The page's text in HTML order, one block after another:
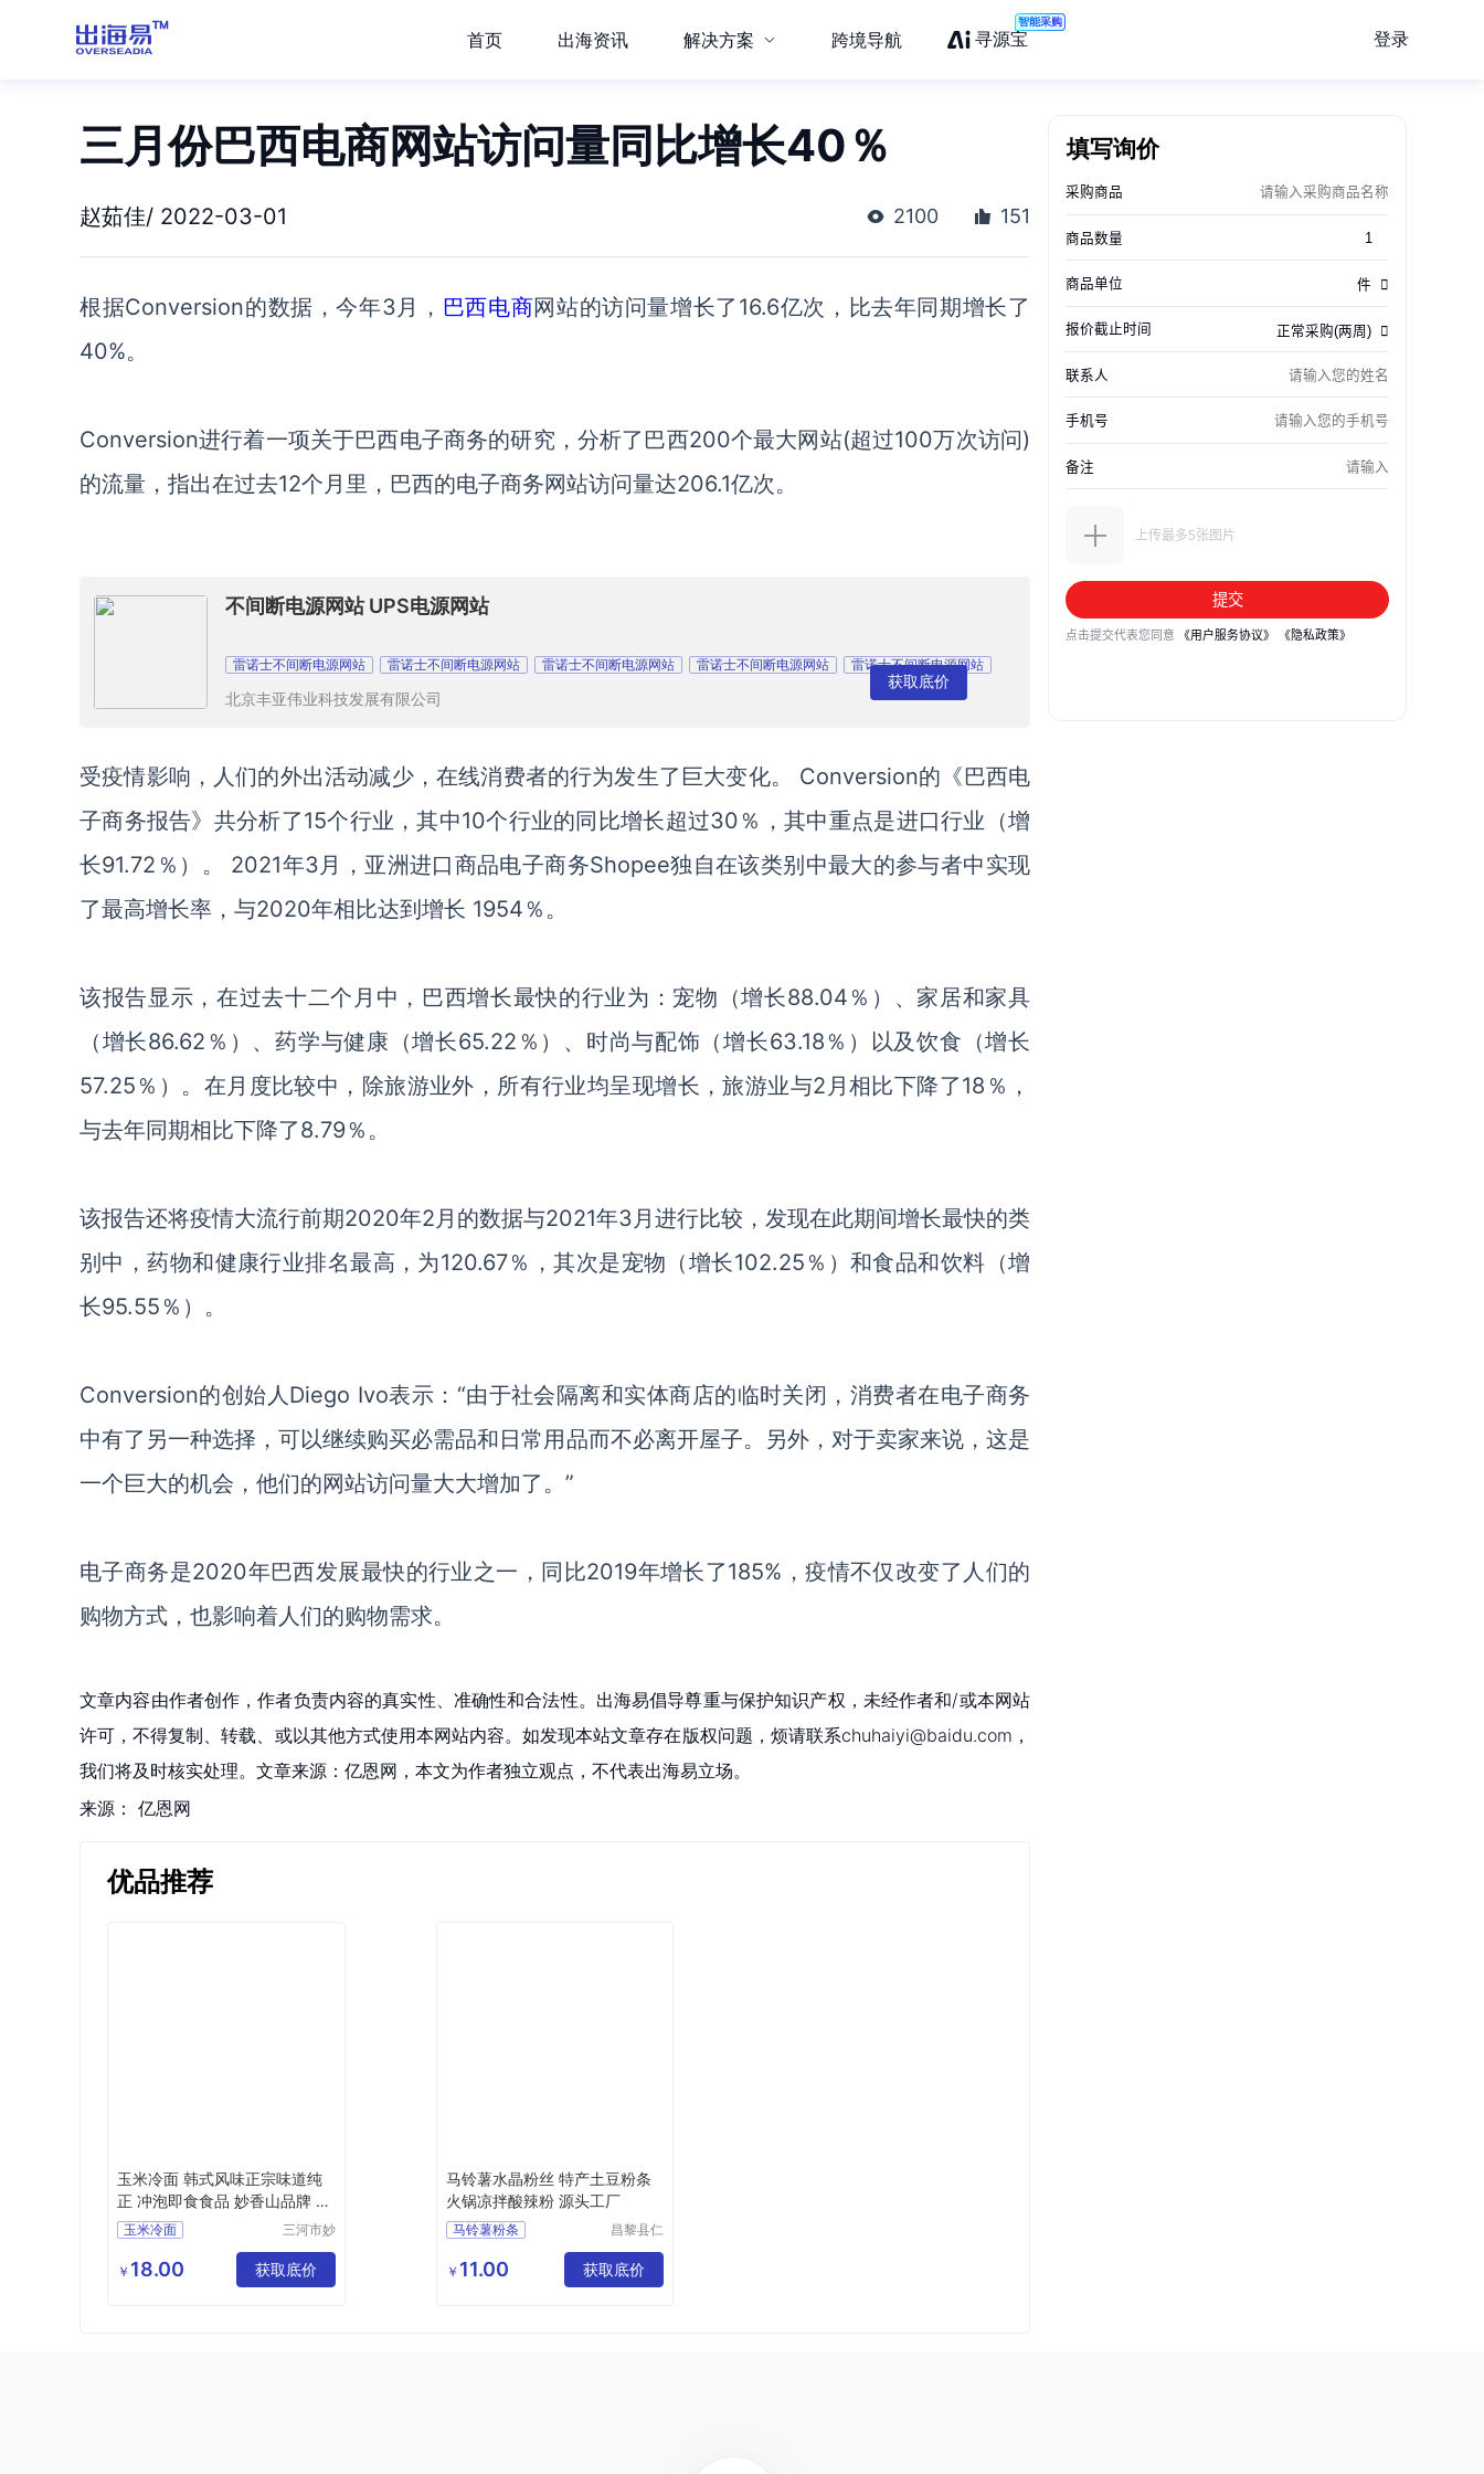
首页 出海资讯 解决方案 跨境导航 寻源宝
智能采购
登录
三月份巴西电商网站访问量同比增长40％
赵茹佳/ 2022-03-01 2100 151
根据Conversion的数据，今年3月， 巴西电商网站的访问量增长了16.6亿次，比去年同期增长了
40%。
Conversion进行着一项关于巴西电子商务的研究，分析了巴西200个最大网站(超过100万次访问)
的流量，指出在过去12个月里，巴西的电子商务网站访问量达206.1亿次。
不间断电源网站 UPS电源网站
雷诺士不间断电源网站 雷诺士不间断电源网站 雷诺士不间断电源网站 雷诺士不间断电源网站 雷诺士不间断电源网站
北京丰亚伟业科技发展有限公司
获取底价
受疫情影响，人们的外出活动减少，在线消费者的行为发生了巨大变化。 Conversion的 《巴西电
子商务报告》 共分析了15个行业，其中10个行业的同比增长超过30％，其中重点是进口行业（增
长91.72％）。 2021年3月，亚洲进口商品电子商务Shopee独自在该类别中最大的参与者中实现
了最高增长率，与2020年相比达到 增长 1954％。
该报告显示，在过去十二个月中 ， 巴西增长最快的行业为 ：宠物（增长88.04％） 、 家居和家具
（增长86.62％） 、药学与健康（增长65.22％） 、 时尚与配饰（增长63.18％） 以及饮食（增长
57.25％）。在月度比较中，除旅游业外，所有行业均呈现增长，旅游业与2月相比下降了18％，
与去年同期相比下降了8.79％。
该报告还将疫情大流行前期2020年2月 的数据与2021年3月进行比较，发现在此期间增长最快的类
别中，药物和健康行业排名最高，为120.67％，其次是宠物（增长102.25％）和食品和饮料（增
长95.55％）。
Conversion的创始人Diego Ivo表示： “由于社会隔离和实体商店的临时关闭，消费者在电子商务
中有了另一种选择，可以继续购买必需品和日常用品而不必离开屋子。另外，对于卖家来说，这是
一个巨大的机会，他们的网站访问量大大增加了 。 ”
电子商务是2020年巴西发展最快的行业之一，同比2019年增长了185%，疫情不仅改变了人们的
购物方式，也影响着人们的购物需求。
文章内容由作者创作，作者负责内容的真实性、准确性和合法性。出海易倡导尊重与保护知识产权，未经作者和/或本网站
许可，不得复制、转载、或以其他方式使用本网站内容。如发现本站文章存在版权问题，烦请联系chuhaiyi@baidu.com，
我们将及时核实处理。文章来源：亿恩网，本文为作者独立观点，不代表出海易立场。
来源： 亿恩网
优品推荐
玉米冷面 韩式风味正宗味道纯
正 冲泡即食食品 妙香山品牌 朝
鲜玉米冷面
玉米冷面生产
三河市妙
有限公司
￥ 18.00 获取底价
马铃薯水晶粉丝 特产土豆粉条
火锅凉拌酸辣粉 源头工厂
马铃薯粉条
河北马铃薯粉条
昌黎县仁
限公司
￥ 11.00 获取底价